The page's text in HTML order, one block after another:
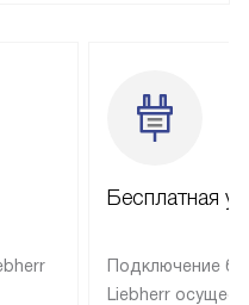
Бесплатная
Подключение
Liebherr